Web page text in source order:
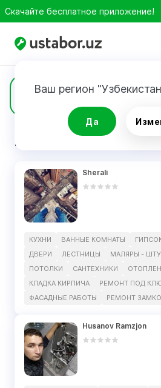
Скачайте бесплатное приложение!
Ваш регион
Да
Ванные комнаты
РЕЗУЛЬТАТ
Sherali
КУХНИ ВАННЫЕ КОМНАТЫ
ДВЕРИ
ЛЕСТНИЦЫ МАЛЯРЫ -
ПОТОЛКИ
САНТЕХНИКИ
КЛАДКА КИРПИЧА
РЕМОНТ ПОД
ФАСАДНЫЕ РАБОТЫ
РЕМОНТ
Husanov Ramzjon